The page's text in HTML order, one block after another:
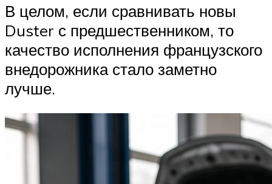
В целом, если сравнивать новы
Duster с предшественником, то
качество исполнения французского
внедорожника стало заметно
лучше.